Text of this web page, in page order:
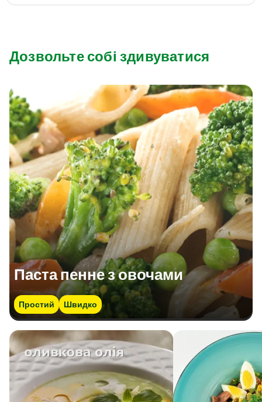
Дозвольте собі здивуватися
Паста пенне з овочами
Простий Швидко